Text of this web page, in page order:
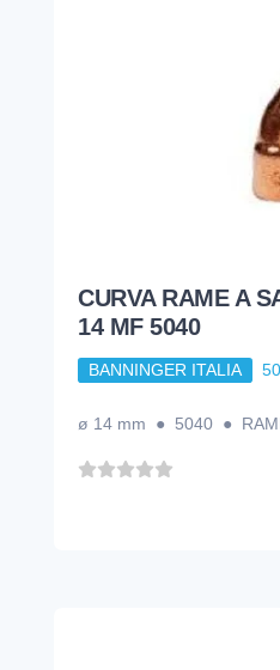
CURVA RAME A
14 MF 5040
BANNINGER ITALIA
ø 14 mm ● 5040 ●